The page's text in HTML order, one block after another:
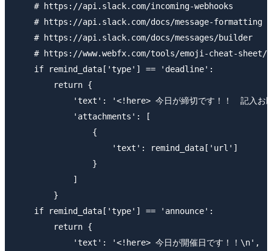
    # https://api.slack.com/incoming-webhooks
    # https://api.slack.com/docs/message-formatting
    # https://api.slack.com/docs/messages/builder
    # https://www.webfx.com/tools/emoji-cheat-sheet/
    if remind_data['type'] == 'deadline':
        return {
'text': '<!here> 今日が締切です！！　記入お
            'attachments': [
                {
                    'text': remind_data['url']
                }
            ]
        }
    if remind_data['type'] == 'announce':
        return {
            'text': '<!here> 今日が開催日です！！\n',